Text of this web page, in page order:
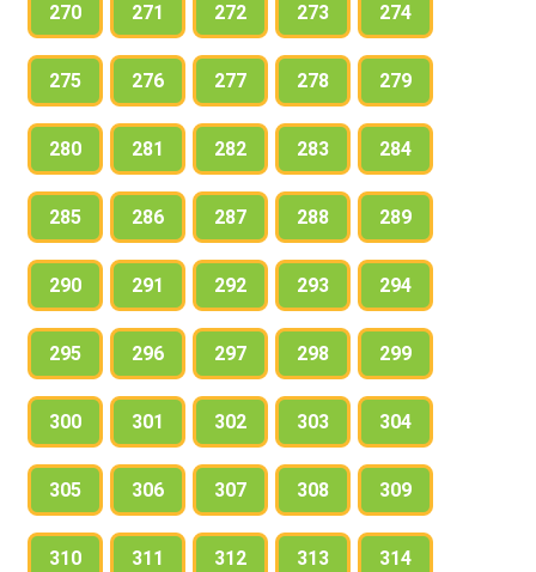
270 271 272 273 274
275 276 277 278 279
280 281 282 283 284
285 286 287 288 289
290 291 292 293 294
295 296 297 298 299
300 301 302 303 304
305 306 307 308 309
310 311 312 313 314